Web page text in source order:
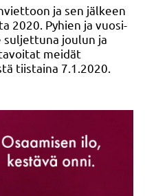
ja sen jälkeen
2020. Pyhien ja vuosi-
suljettuna joulun ja
meidät
tiistaina 7.1.2020.